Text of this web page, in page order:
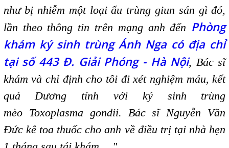
như bị nhiễm một loại ấu trùng giun sán gì đó,
lần theo thông tin trên mạng anh đến Phòng
khám ký sinh trùng Ánh Nga có địa chỉ
tại số 443 Đ. Giải Phóng - Hà Nội, Bác sĩ
khám và chỉ định cho tôi đi xét nghiệm máu, kết
quả Dương tính với ký sinh trùng
mèo Toxoplasma gondii. Bác sĩ Nguyễn Văn
Đức kê toa thuốc cho anh về điều trị tại nhà hẹn